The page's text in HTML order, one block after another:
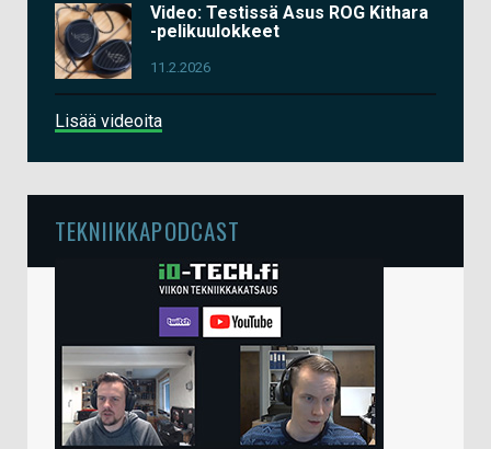
Video: Testissä Asus ROG Kithara
-pelikuulokkeet
11.2.2026
Lisää videoita
TEKNIIKKAPODCAST